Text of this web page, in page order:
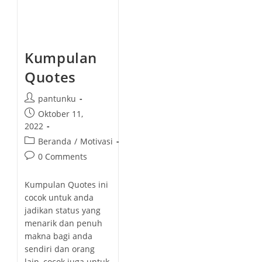
Kumpulan
Quotes
P
o
s
t
a
u
h
o
r
:
pantunku
P
o
s
t
p
b
l
i
s
h
e
Oktober 11,
2022
P
o
c
a
t
e
g
o
Beranda / Motivasi
P
s
c
o
m
m
e
0 Comments
Kumpulan Quotes ini
cocok untuk anda
jadikan status yang
menarik dan penuh
makna bagi anda
sendiri dan orang